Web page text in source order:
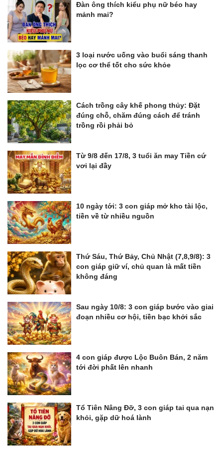
Đàn ông thích kiểu phụ nữ béo hay
mảnh mai?
3 loại nước uống vào buổi sáng thanh
lọc cơ thể tốt cho sức khỏe
Cách trồng cây khế phong thủy: Đặt
đúng chỗ, chăm đúng cách để tránh
trồng rồi phải bỏ
Từ 9/8 đến 17/8, 3 tuổi ăn may Tiền cứ
vơi lại đầy
10 ngày tới: 3 con giáp mở kho tài lộc,
tiền về từ nhiều nguồn
Thứ Sáu, Thứ Bảy, Chủ Nhật (7,8,9/8): 3
con giáp giữ ví, chủ quan là mất tiền
không đáng
Sau ngày 10/8: 3 con giáp bước vào giai
đoạn nhiều cơ hội, tiền bạc khởi sắc
4 con giáp được Lộc Buôn Bán, 2 năm
tới đời phất lên nhanh
Tổ Tiên Nâng Đỡ, 3 con giáp tai qua nạn
khỏi, gặp dữ hoá lành